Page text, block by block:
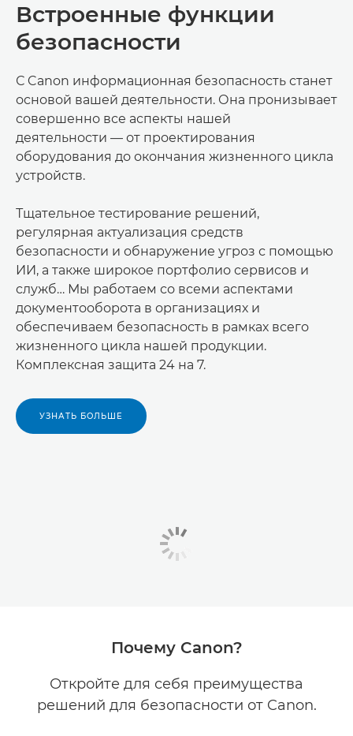
Встроенные функции
безопасности
С Canon информационная безопасность станет
основой вашей деятельности. Она пронизывает
совершенно все аспекты нашей
деятельности — от проектирования
оборудования до окончания жизненного цикла
устройств.
Тщательное тестирование решений,
регулярная актуализация средств
безопасности и обнаружение угроз с помощью
ИИ, а также широкое портфолио сервисов и
служб… Мы работаем со всеми аспектами
документооборота в организациях и
обеспечиваем безопасность в рамках всего
жизненного цикла нашей продукции.
Комплексная защита 24 на 7.
УЗНАТЬ БОЛЬШЕ
Почему Canon?
Откройте для себя преимущества
решений для безопасности от Canon.